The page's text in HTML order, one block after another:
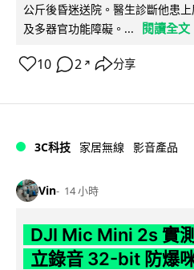
公斤後昏迷送院。醫生診斷他患
及多器官功能障礙。...
閱讀全文
10 2 ↗ 分享
3C科技 家居無線 影音產品
Vin 14 小時
DJI Mic Mini 2s 實
立錄音 32-bit 防爆